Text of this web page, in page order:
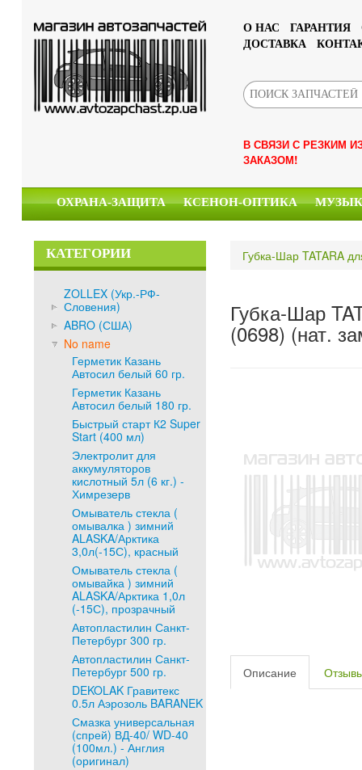
О НАС ГАРАНТИЯ
ДОСТАВКА
В СВЯЗИ С РЕЗКИМ
ЗАКАЗОМ!
ОХРАНА-ЗАЩИТА КСЕНОН-ОПТИКА
КАТЕГОРИИ
ZOLLEX (Укр.-РФ-
Словения)
ABRO (США)
No name
Герметик Казань
Автосил белый 60 гр.
Герметик Казань
Автосил белый 180 гр.
Быстрый старт К2 Super
Start (400 мл)
Электролит для
аккумуляторов
кислотный 5л (6 кг.) -
Химрезерв
Омыватель стекла (
омывалка ) зимний
ALASKA/Арктика
3,0л(-15С), красный
Омыватель стекла (
омывайка ) зимний
ALASKA/Арктика 1,0л
(-15С), прозрачный
Автопластилин Санкт-
Петербург 300 гр.
Автопластилин Санкт-
Петербург 500 гр.
DEKOLAK Гравитекс
0.5л Аэрозоль BARANEK
Смазка универсальная
(спрей) ВД-40/ WD-40
(100мл.) - Англия
(оригинал)
Губка-Шар TATARA
Губка-Шар
(0698) (нат.
Описание